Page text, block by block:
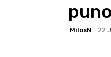
MilosN 22